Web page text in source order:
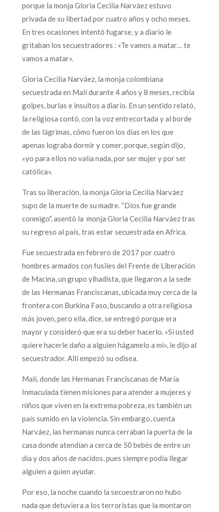
porque la monja Gloria Cecilia Narváez estuvo
privada de su libertad por cuatro años y ocho meses.
En tres ocasiones intentó fugarse, y a diario le
gritaban los secuestradores : «Te vamos a matar… te
vamos a matar».
Gloria Cecilia Narváez, la monja colombiana
secuestrada en Malí durante 4 años y 8 meses, recibía
golpes, burlas e insultos a diario. En un sentido relató,
la religiosa contó, con la voz entrecortada y al borde
de las lágrimas, cómo fueron los días en los que
apenas lograba dormir y comer, porque, según dijo,
«yo para ellos no valía nada, por ser mujer y por ser
católica».
Tras su liberación, la monja Gloria Cecilia Narváez
supo de la muerte de su madre. “Dios fue grande
conmigo”, asentó la monja Gloria Cecilia Narváez tras
su regreso al país, tras estar secuestrada en Africa.
Fue secuestrada en febrero de 2017 por cuatro
hombres armados con fusiles del Frente de Liberación
de Macina, un grupo yihadista, que llegaron a la sede
de las Hermanas Franciscanas, ubicada muy cerca de la
frontera con Burkina Faso, buscando a otra religiosa
más joven, pero ella, dice, se entregó porque era
mayor y consideró que era su deber hacerlo. «Si usted
quiere hacerle daño a alguien hágamelo a mí», le dijo al
secuestrador. Allí empezó su odisea.
Malí, donde las Hermanas Franciscanas de María
Inmaculada tienen misiones para atender a mujeres y
niños que viven en la extrema pobreza, es también un
país sumido en la violencia. Sin embargo, cuenta
Narváez, las hermanas nunca cerraban la puerta de la
casa donde atendían a cerca de 50 bebés de entre un
día y dos años de nacidos, pues siempre podía llegar
alguien a quien ayudar.
Por eso, la noche cuando la secuestraron no hubo
nada que detuviera a los terroristas que la montaron